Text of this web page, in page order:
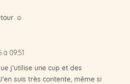
☺
09:51
j’utilise une cup et des
suis très contente, même si